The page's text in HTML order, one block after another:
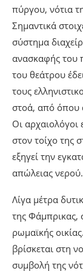
πύργου, νότια
Σημαντικά
σύστημα
ανασκαφής του
του θεάτρου
τους
στοά, από όπου
Οι αρχαιολόγοι
στον τοίχο της
εξηγεί την
απώλειας νερού.
Λίγα μέτρα
της Φάμπρικας,
ρωμαϊκής
βρίσκεται στη
συμβολή της